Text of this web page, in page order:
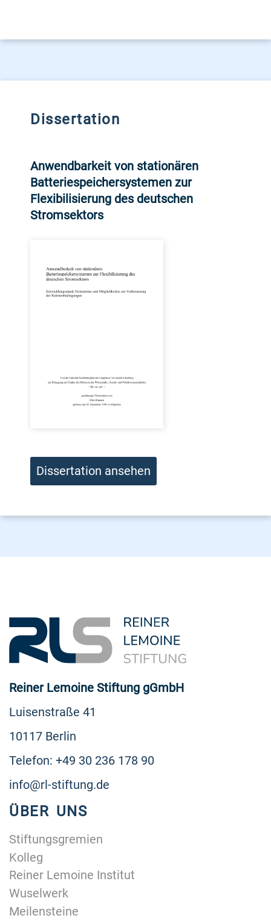
Dissertation
Anwendbarkeit von stationären
Batteriespeichersystemen zur
Flexibilisierung des deutschen
Stromsektors
Dissertation ansehen
Reiner Lemoine Stiftung gGmbH
Luisenstraße 41
10117 Berlin
Telefon: +49 30 236 178 90
info@rl-stiftung.de
ÜBER UNS
Stiftungsgremien
Kolleg
Reiner Lemoine Institut
Wuselwerk
Meilensteine